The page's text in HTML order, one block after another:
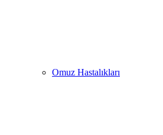
Omuz Hastalıkları